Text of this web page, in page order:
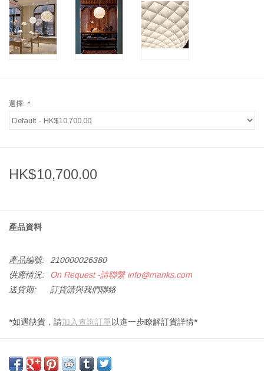
選擇: *
HK$10,700.00
產品資料
產品編號:
210000026380
供應情況:
On Request -請聯繫info@manks.com
送貨期:
訂貨請與我們聯絡
*如遇缺貨，請加入查詢訂單以進一步瞭解訂貨詳情*
壓克力吊燈，光源：60W E27（不含），4M 電纜